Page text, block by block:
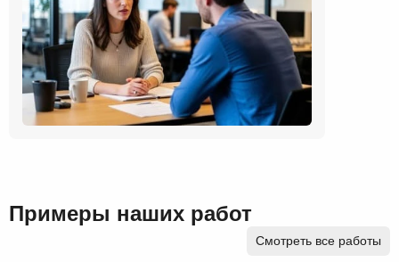
Примеры наших работ
Смотреть все работы